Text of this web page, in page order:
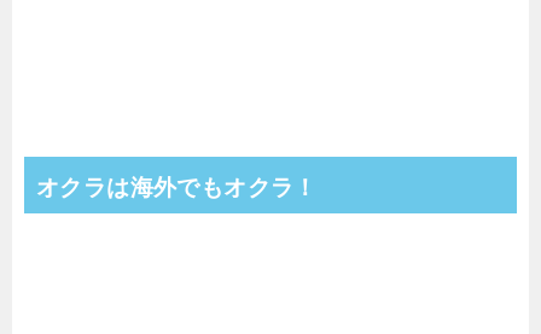
オクラは海外でもオクラ！